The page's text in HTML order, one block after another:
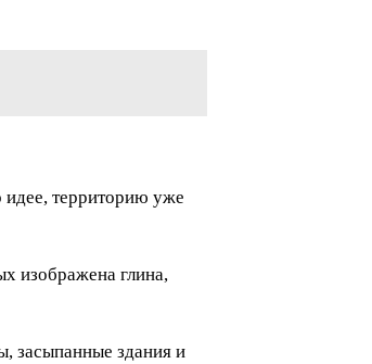
идее, территорию уже
изображена глина,
засыпанные здания и